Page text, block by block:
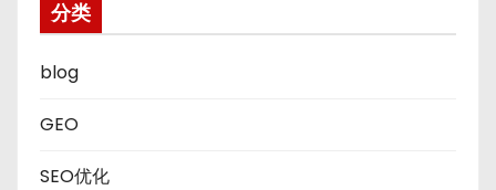
分类
blog
GEO
SEO优化